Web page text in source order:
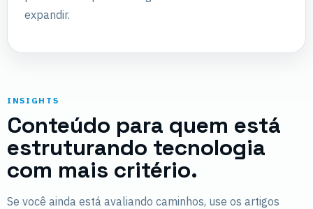
expandir.
INSIGHTS
Conteúdo para quem está
estruturando tecnologia
com mais critério.
Se você ainda está avaliando caminhos, use os artigos